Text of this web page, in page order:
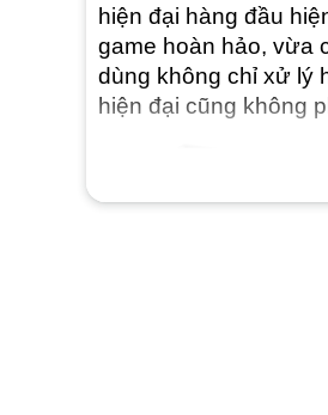
hiện đại hàng đầu
game hoàn hảo, vừa
dùng không chỉ xử lý
hiện đại cũng không